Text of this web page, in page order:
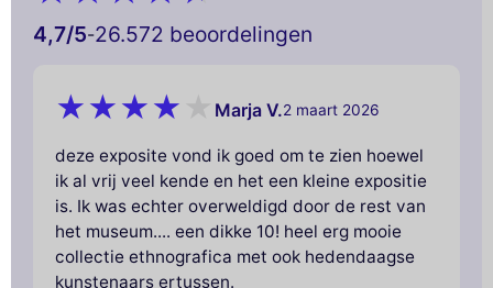
4,7/5-26.572 beoordelingen
Marja V.2 maart 2026
deze exposite vond ik goed om te zien hoewel
ik al vrij veel kende en het een kleine expositie
is. Ik was echter overweldigd door de rest van
het museum.... een dikke 10! heel erg mooie
collectie ethnografica met ook hedendaagse
kunstenaars ertussen.